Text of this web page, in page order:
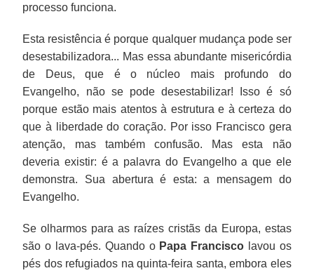
processo funciona.
Esta resistência é porque qualquer mudança pode ser
desestabilizadora... Mas essa abundante misericórdia
de Deus, que é o núcleo mais profundo do
Evangelho, não se pode desestabilizar! Isso é só
porque estão mais atentos à estrutura e à certeza do
que à liberdade do coração. Por isso Francisco gera
atenção, mas também confusão. Mas esta não
deveria existir: é a palavra do Evangelho a que ele
demonstra. Sua abertura é esta: a mensagem do
Evangelho.
Se olharmos para as raízes cristãs da Europa, estas
são o lava-pés. Quando o Papa Francisco lavou os
pés dos refugiados na quinta-feira santa, embora eles